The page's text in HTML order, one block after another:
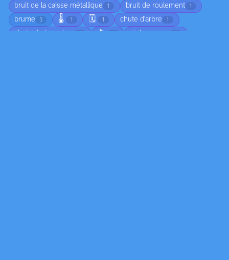
bruit de la caisse métallique 1 bruit de roulement 1
brume 3 🌡️ 1 🗓️ 1 chute d'arbre 1
chute de branches 🌅 ciel nuageux